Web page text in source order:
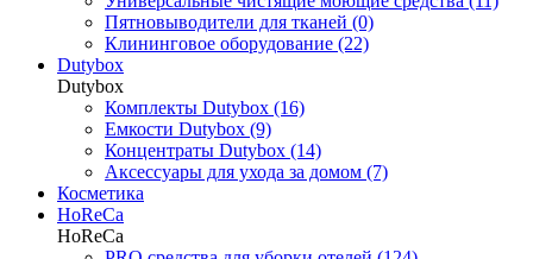
Пятновыводители для тканей (0)
Клининговое оборудование (22)
Dutybox
Dutybox
Комплекты Dutybox (16)
Емкости Dutybox (9)
Концентраты Dutybox (14)
Аксессуары для ухода за домом (7)
Косметика
HoReCa
HoReCa